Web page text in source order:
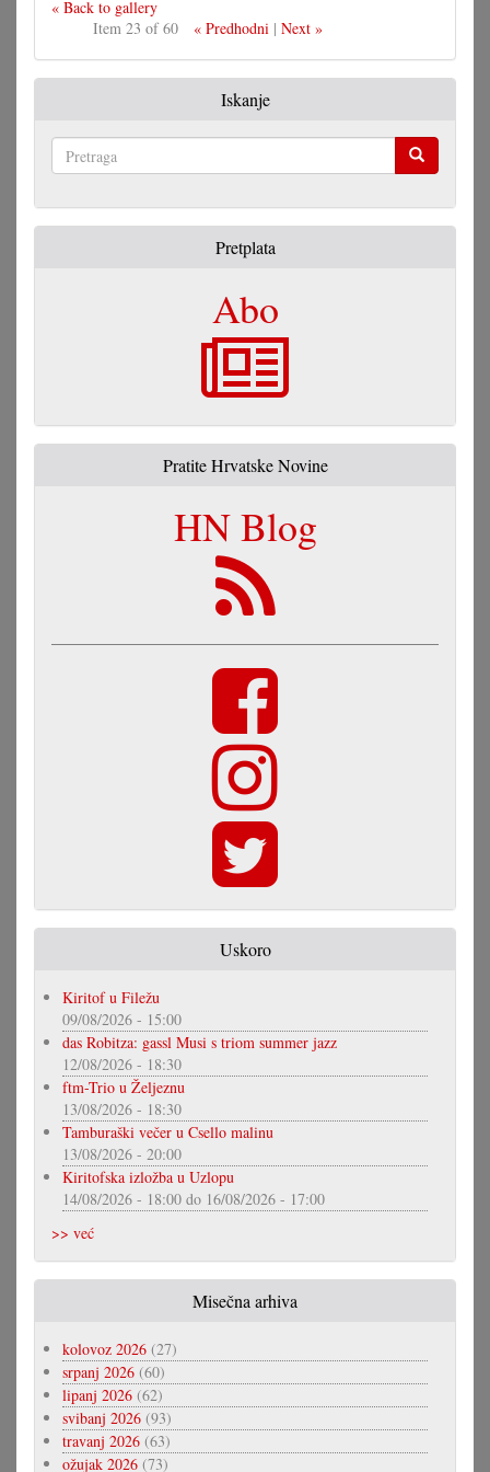
« Back to gallery
Item 23 of 60
« Predhodni| Next »
Iskanje
Pretplata
Abo
Pratite Hrvatske Novine
HN Blog
Uskoro
Kiritof u Filežu
09/08/2026 - 15:00
das Robitza: gassl Musi s triom summer jazz
12/08/2026 - 18:30
ftm-Trio u Željeznu
13/08/2026 - 18:30
Tamburaški večer u Csello malinu
13/08/2026 - 20:00
Kiritofska izložba u Uzlopu
14/08/2026 - 18:00 do 16/08/2026 - 17:00
>> već
Misečna arhiva
kolovoz 2026 (27)
srpanj 2026 (60)
lipanj 2026 (62)
svibanj 2026 (93)
travanj 2026 (63)
ožujak 2026 (73)